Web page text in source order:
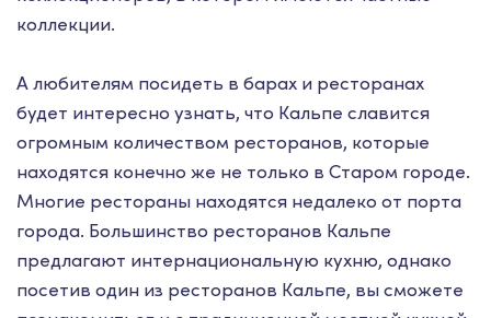
коллекции.
А любителям посидеть в барах и ресторанах
будет интересно узнать, что Кальпе славится
огромным количеством ресторанов, которые
находятся конечно же не только в Старом городе.
Многие рестораны находятся недалеко от порта
города. Большинство ресторанов Кальпе
предлагают интернациональную кухню, однако
посетив один из ресторанов Кальпе, вы сможете